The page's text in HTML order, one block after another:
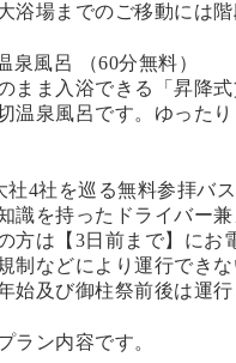
浴場までのご移動には階
泉風呂
（60分無料）
まま入浴できる「昇降
温泉風呂です。ゆった
社4社を巡る無料参拝バス
識を持ったドライバー
方は【3日前まで】にお
制などにより運行でき
始及び御柱祭前後は運
ラン内容です。